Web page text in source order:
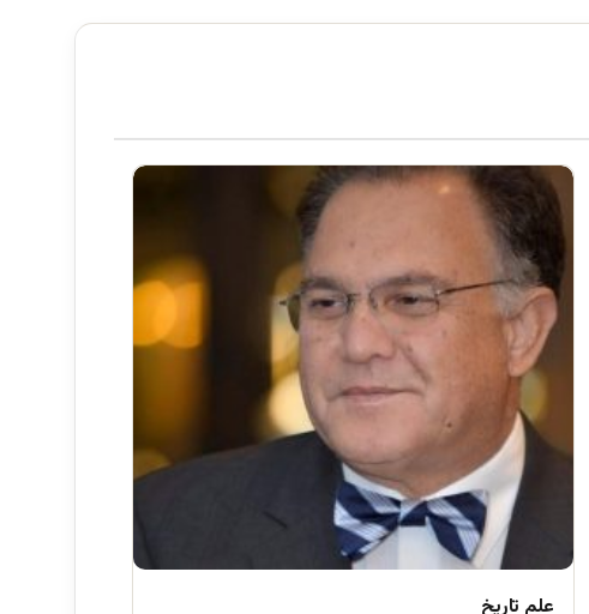
علم تاریخ